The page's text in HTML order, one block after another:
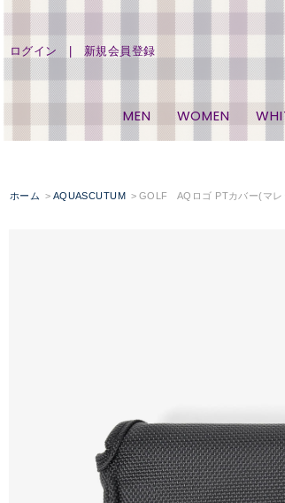
ログイン 新規会員登録
MEN WOMEN
ホーム AQUASCUTUM GOLF AQロゴ PTカバー(マレ